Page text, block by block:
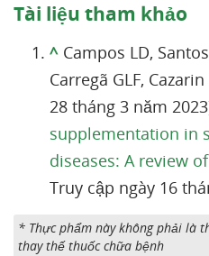
Tài liệu tham khảo
^ Campos LD,
Carregã GLF,
28 tháng 3 năm
supplementation in
diseases: A review
Truy cập ngày 16
* Thực phẩm này không phải là
thay thế thuốc chữa bệnh